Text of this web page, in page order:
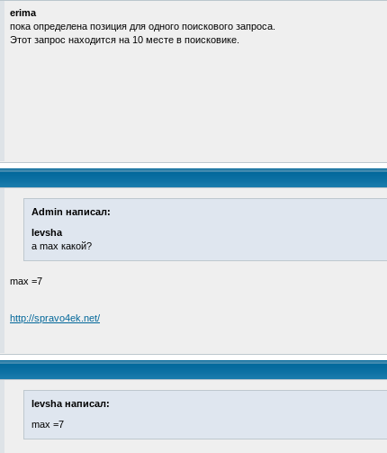
erima
пока определена позиция для одного поискового запроса.
Этот запрос находится на 10 месте в поисковике.
Admin написал:
levsha
а max какой?
max =7
http://spravo4ek.net/
levsha написал:
max =7